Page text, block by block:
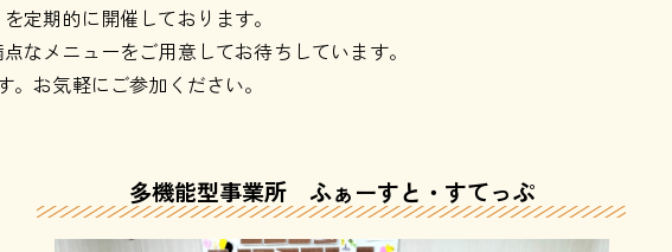
定期的に開催しております。
なメニューをご用意してお待ちしています。
お気軽にご参加ください。
多機能型事業所 ふぁーすと・すてっぷ